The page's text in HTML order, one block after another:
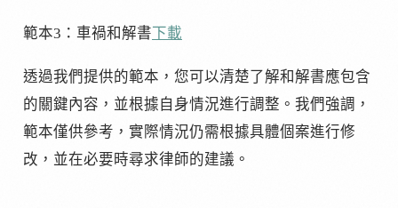
範本3：車禍和解書 下載
透過我們提供的範本，您可以清楚了解和解書應包含
的關鍵內容，並根據自身情況進行調整。我們強調，
範本僅供參考，實際情況仍需根據具體個案進行修
改，並在必要時尋求律師的建議。